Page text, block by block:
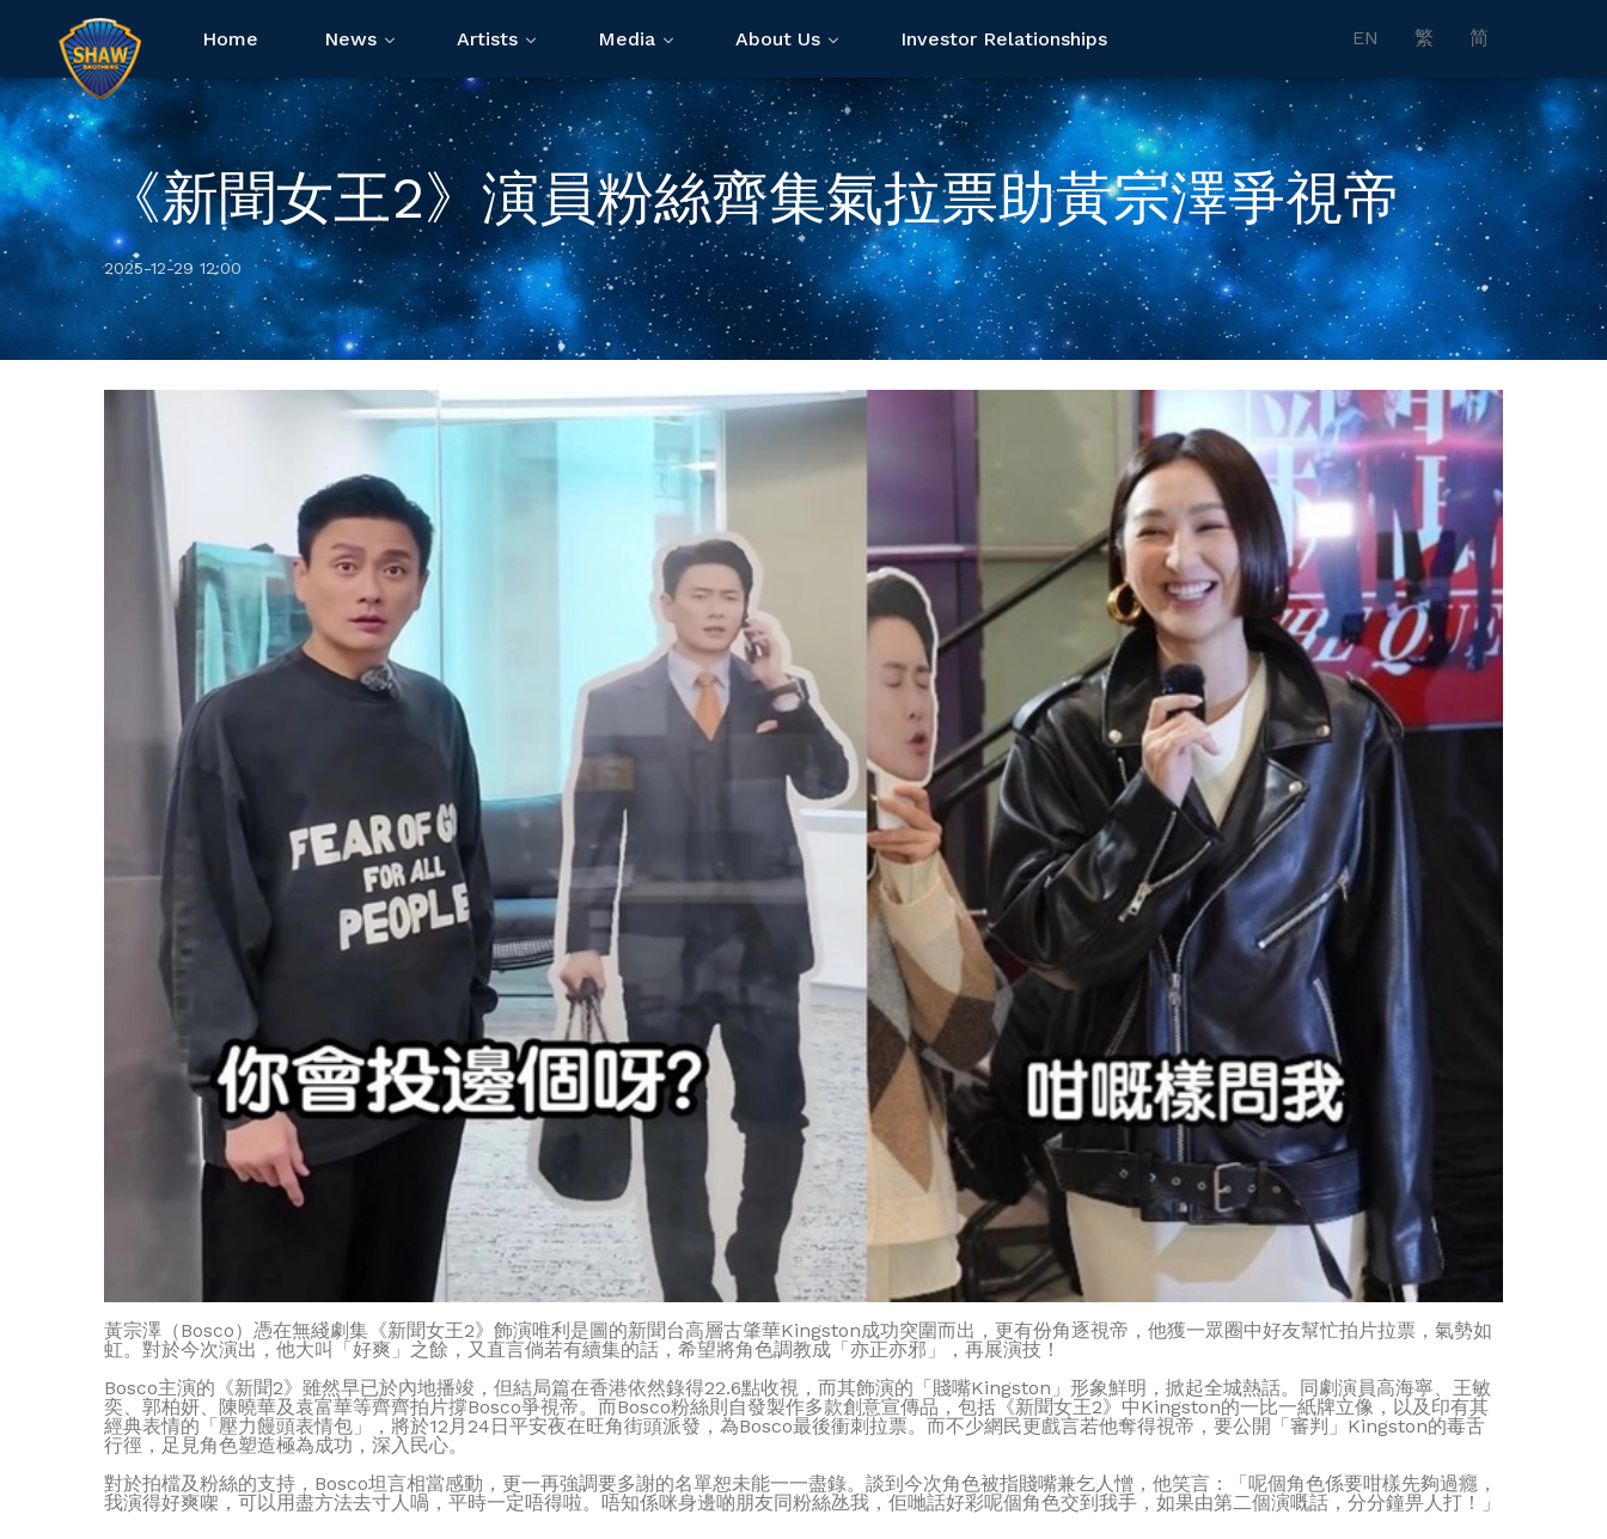
Home News Artists Media About Us Investor Relationships EN 繁 简
《新聞女王2》演員粉絲齊集氣拉票助黃宗澤爭視帝
2025-12-29 12:00
黃宗澤（Bosco）憑在無綫劇集《新聞女王2》飾演唯利是圖的新聞台高層古肇華Kingston成功突圍而出，更有份角逐視帝，他獲一眾圈中好友幫忙拍片拉票，氣勢如
虹。對於今次演出，他大叫「好爽」之餘，又直言倘若有續集的話，希望將角色調教成「亦正亦邪」，再展演技！
Bosco主演的《新聞2》雖然早已於內地播竣，但結局篇在香港依然錄得22.6點收視，而其飾演的「賤嘴Kingston」形象鮮明，掀起全城熱話。同劇演員高海寧、王敏
奕、郭柏妍、陳曉華及袁富華等齊齊拍片撐Bosco爭視帝。而Bosco粉絲則自發製作多款創意宣傳品，包括《新聞女王2》中Kingston的一比一紙牌立像，以及印有其
經典表情的「壓力饅頭表情包」，將於12月24日平安夜在旺角街頭派發，為Bosco最後衝刺拉票。而不少網民更戲言若他奪得視帝，要公開「審判」Kingston的毒舌
行徑，足見角色塑造極為成功，深入民心。
對於拍檔及粉絲的支持，Bosco坦言相當感動，更一再強調要多謝的名單恕未能一一盡錄。談到今次角色被指賤嘴兼乞人憎，他笑言：「呢個角色係要咁樣先夠過癮，
我演得好爽㗎，可以用盡方法去寸人喎，平時一定唔得啦。唔知係咪身邊啲朋友同粉絲氹我，佢哋話好彩呢個角色交到我手，如果由第二個演嘅話，分分鐘畀人打！」